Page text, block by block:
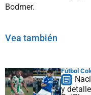
Bodmer.
Vea también
Fútbol
y